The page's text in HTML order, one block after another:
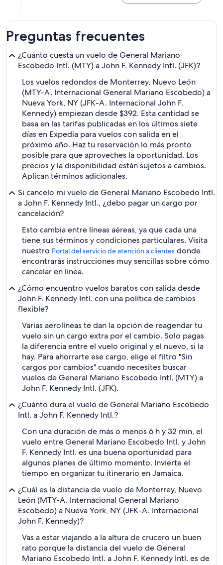
Preguntas frecuentes
¿Cuánto cuesta un vuelo de General Mariano
Escobedo Intl. (MTY) a John F. Kennedy Intl. (JFK)?
Los vuelos redondos de Monterrey, Nuevo León
(MTY-A. Internacional General Mariano Escobedo) a
Nueva York, NY (JFK-A. Internacional John F.
Kennedy) empiezan desde $392. Esta cantidad se
basa en las tarifas publicadas en los últimos siete
días en Expedia para vuelos con salida en el
próximo año. Haz tu reservación lo más pronto
posible para que aproveches la oportunidad. Los
precios y la disponibilidad están sujetos a cambios.
Aplican términos adicionales.
Si cancelo mi vuelo de General Mariano Escobedo Intl.
a John F. Kennedy Intl., ¿debo pagar un cargo por
cancelación?
Esto cambia entre líneas aéreas, ya que cada una
tiene sus términos y condiciones particulares. Visita
nuestro Portal del servicio de atención a clientes donde
encontrarás instrucciones muy sencillas sobre cómo
cancelar en línea.
¿Cómo encuentro vuelos baratos con salida desde
John F. Kennedy Intl. con una política de cambios
flexible?
Varias aerolíneas te dan la opción de reagendar tu
vuelo sin un cargo extra por el cambio. Solo pagas
la diferencia entre el vuelo original y el nuevo, si la
hay. Para ahorrarte ese cargo, elige el filtro "Sin
cargos por cambios" cuando necesites buscar
vuelos de General Mariano Escobedo Intl. (MTY) a
John F. Kennedy Intl. (JFK).
¿Cuánto dura el vuelo de General Mariano Escobedo
Intl. a John F. Kennedy Intl.?
Con una duración de más o menos 6 h y 32 min, el
vuelo entre General Mariano Escobedo Intl. y John
F. Kennedy Intl. es una buena oportunidad para
algunos planes de último momento. Invierte el
tiempo en organizar tu itinerario en Jamaica.
¿Cuál es la distancia de vuelo de Monterrey, Nuevo
León (MTY-A. Internacional General Mariano
Escobedo) a Nueva York, NY (JFK-A. Internacional
John F. Kennedy)?
Vas a estar viajando a la altura de crucero un buen
rato porque la distancia del vuelo de General
Mariano Escobedo Intl. a John F. Kennedy Intl. es de